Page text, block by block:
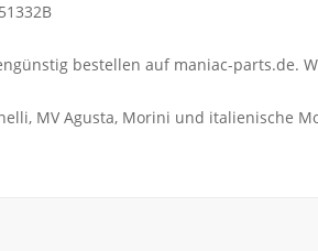
bestellen auf maniac-
MV Agusta, Morini und italienische